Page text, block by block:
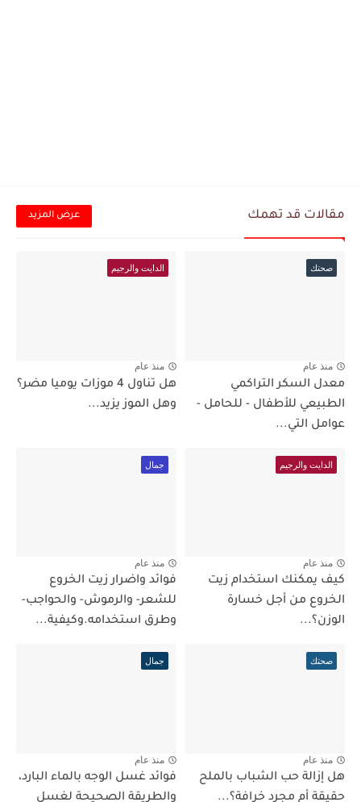
مقالات قد تهمك عرض المزيد
صحتك
منذ عام
معدل السكر التراكمي
الطبيعي للأطفال - للحامل -
عوامل التي...
الدايت والرجيم
منذ عام
هل تناول 4 موزات يوميا مضر؟
وهل الموز يزيد...
الدايت والرجيم
منذ عام
كيف يمكنك استخدام زيت
الخروع من أجل خسارة
الوزن؟...
جمال
منذ عام
فوائد واضرار زيت الخروع
للشعر- والرموش- والحواجب-
وطرق استخدامه.وكيفية...
صحتك
منذ عام
هل إزالة حب الشباب بالملح
حقيقة أم مجرد خرافة؟...
جمال
منذ عام
فوائد غسل الوجه بالماء البارد،
والطريقة الصحيحة لغسل